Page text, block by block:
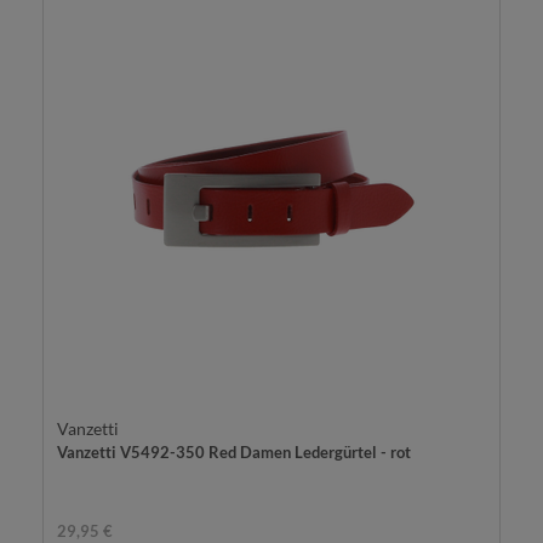
Vanzetti
Vanzetti V5492-350 Red Damen Ledergürtel - rot
29,95 €